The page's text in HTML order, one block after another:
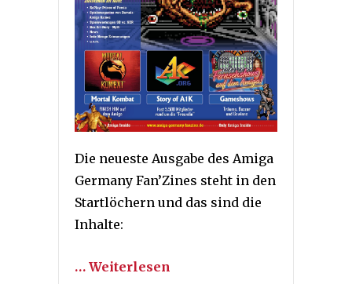
Die neueste Ausgabe des Amiga
Germany Fan’Zines steht in den
Startlöchern und das sind die
Inhalte:
… Weiterlesen